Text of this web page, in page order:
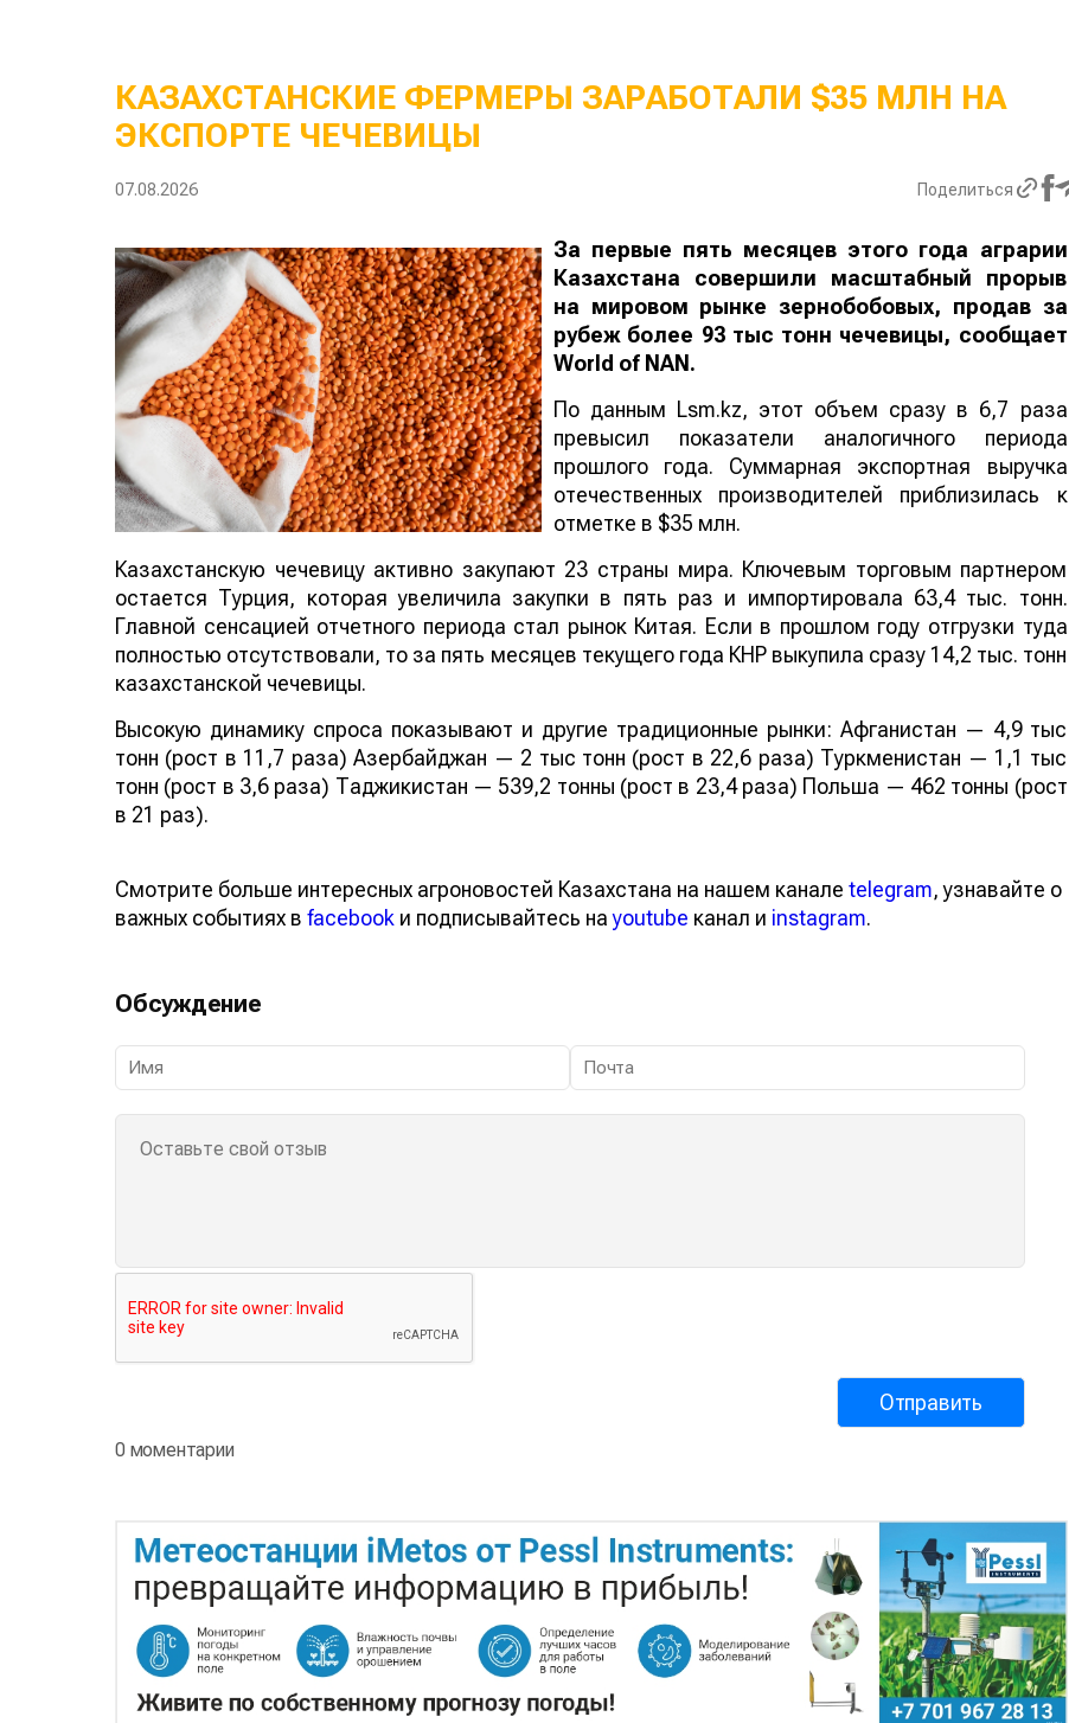
КАЗАХСТАНСКИЕ ФЕРМЕРЫ ЗАРАБОТАЛИ $35 МЛН НА
ЭКСПОРТЕ ЧЕЧЕВИЦЫ
07.08.2026 Поделиться
За первые пять месяцев этого года аграрии
Казахстана совершили масштабный прорыв
на мировом рынке зернобобовых, продав за
рубеж более 93 тыс тонн чечевицы, сообщает
World of NAN .
По данным Lsm.kz, этот объем сразу в 6,7 раза
превысил показатели аналогичного периода
прошлого года. Суммарная экспортная выручка
отечественных производителей приблизилась к
отметке в $35 млн.
Казахстанскую чечевицу активно закупают 23 страны мира. Ключевым торговым партнером
остается Турция, которая увеличила закупки в пять раз и импортировала 63,4 тыс. тонн.
Главной сенсацией отчетного периода стал рынок Китая. Если в прошлом году отгрузки туда
полностью отсутствовали, то за пять месяцев текущего года КНР выкупила сразу 14,2 тыс. тонн
казахстанской чечевицы.
Высокую динамику спроса показывают и другие традиционные рынки: Афганистан — 4,9 тыс
тонн (рост в 11,7 раза) Азербайджан — 2 тыс тонн (рост в 22,6 раза) Туркменистан — 1,1 тыс
тонн (рост в 3,6 раза) Таджикистан — 539,2 тонны (рост в 23,4 раза) Польша — 462 тонны (рост
в 21 раз).
Смотрите больше интересных агроновостей Казахстана на нашем канале telegram, узнавайте о
важных событиях в facebook и подписывайтесь наyoutube канал и instagram.
Обсуждение
0 моментарии